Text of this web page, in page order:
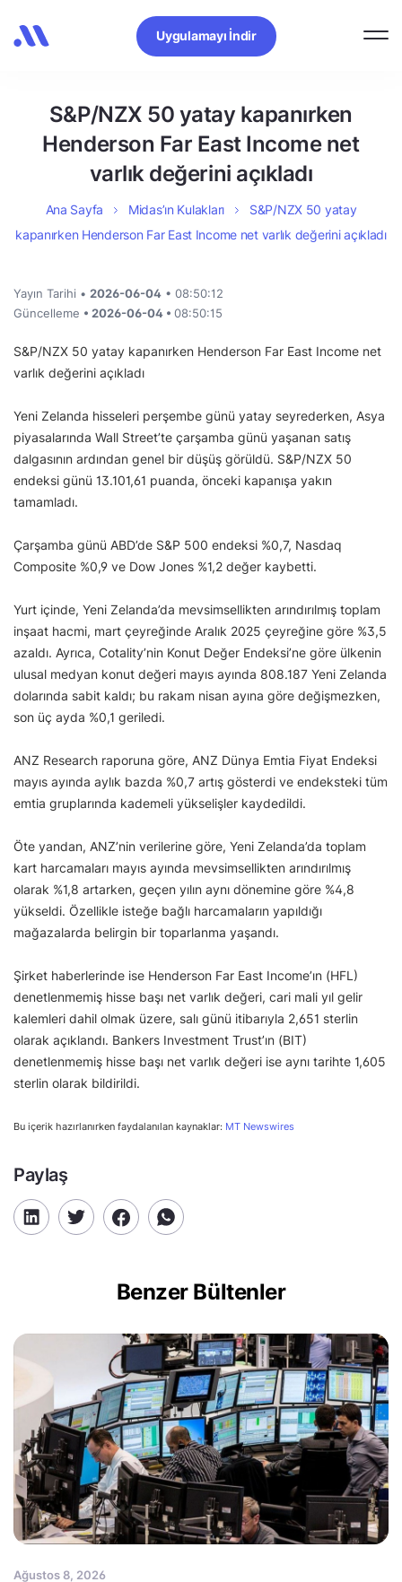
Uygulamayı İndir
S&P/NZX 50 yatay kapanırken
Henderson Far East Income net
varlık değerini açıkladı
Ana Sayfa Midas’ın Kulakları
S&P/NZX 50 yatay
kapanırken Henderson Far East Income net varlık değerini açıkladı
Yayın Tarihi • 2026-06-04 • 08:50:12
Güncelleme • 2026-06-04 • 08:50:15
S&P/NZX 50 yatay kapanırken Henderson Far East Income net
varlık değerini açıkladı
Yeni Zelanda hisseleri perşembe günü yatay seyrederken, Asya
piyasalarında Wall Street’te çarşamba günü yaşanan satış
dalgasının ardından genel bir düşüş görüldü. S&P/NZX 50
endeksi günü 13.101,61 puanda, önceki kapanışa yakın
tamamladı.
Çarşamba günü ABD’de S&P 500 endeksi %0,7, Nasdaq
Composite %0,9 ve Dow Jones %1,2 değer kaybetti.
Yurt içinde, Yeni Zelanda’da mevsimsellikten arındırılmış toplam
inşaat hacmi, mart çeyreğinde Aralık 2025 çeyreğine göre %3,5
azaldı. Ayrıca, Cotality’nin Konut Değer Endeksi’ne göre ülkenin
ulusal medyan konut değeri mayıs ayında 808.187 Yeni Zelanda
dolarında sabit kaldı; bu rakam nisan ayına göre değişmezken,
son üç ayda %0,1 geriledi.
ANZ Research raporuna göre, ANZ Dünya Emtia Fiyat Endeksi
mayıs ayında aylık bazda %0,7 artış gösterdi ve endeksteki tüm
emtia gruplarında kademeli yükselişler kaydedildi.
Öte yandan, ANZ’nin verilerine göre, Yeni Zelanda’da toplam
kart harcamaları mayıs ayında mevsimsellikten arındırılmış
olarak %1,8 artarken, geçen yılın aynı dönemine göre %4,8
yükseldi. Özellikle isteğe bağlı harcamaların yapıldığı
mağazalarda belirgin bir toparlanma yaşandı.
Şirket haberlerinde ise Henderson Far East Income’ın (HFL)
denetlenmemiş hisse başı net varlık değeri, cari mali yıl gelir
kalemleri dahil olmak üzere, salı günü itibarıyla 2,651 sterlin
olarak açıklandı. Bankers Investment Trust’ın (BIT)
denetlenmemiş hisse başı net varlık değeri ise aynı tarihte 1,605
sterlin olarak bildirildi.
Bu içerik hazırlanırken faydalanılan kaynaklar: MT Newswires
Paylaş
Benzer Bültenler
Ağustos 8, 2026